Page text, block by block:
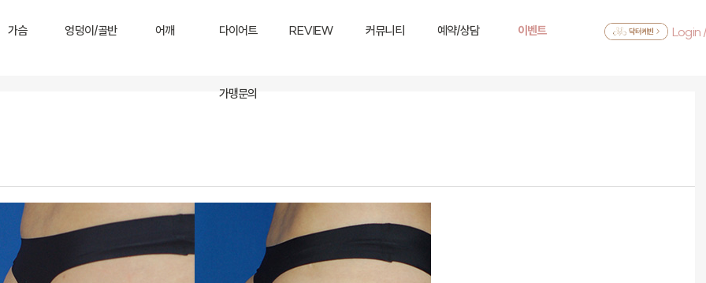
가슴 엉덩이/골반 어깨 다이어트 REVIEW 커뮤니티 예약/상담 이벤트
가맹문의
Login